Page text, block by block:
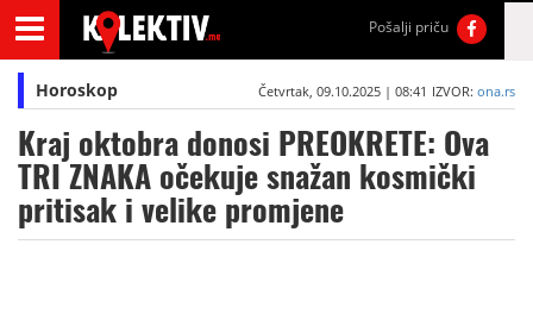
Pošalji priču
Horoskop Četvrtak, 09.10.2025 | 08:41 IZVOR: ona.rs
Kraj oktobra donosi PREOKRETE: Ova
TRI ZNAKA očekuje snažan kosmički
pritisak i velike promjene